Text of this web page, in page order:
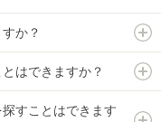
か？
はできますか？
すことはできます